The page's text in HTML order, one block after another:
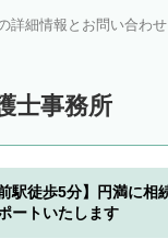
詳細情報とお問い合わ
士事務所
前駅徒歩5分】円満に
ートいたします